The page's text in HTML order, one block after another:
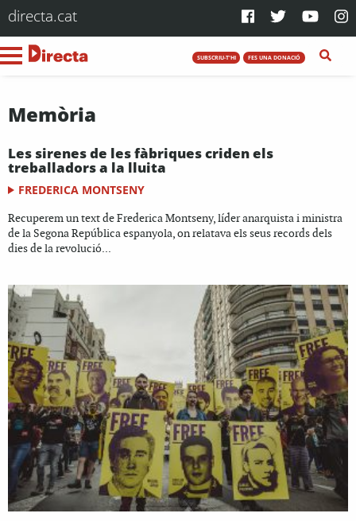
directa.cat
SUBSCRIU-T'HI FES UNA DONACIÓ
Memòria
Les sirenes de les fàbriques criden els
treballadors a la lluita
FREDERICA MONTSENY
Recuperem un text de Frederica Montseny, líder anarquista i ministra
de la Segona República espanyola, on relatava els seus records dels
dies de la revolució...